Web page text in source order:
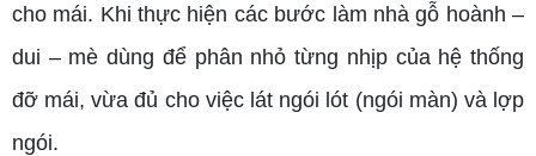
cho mái. Khi thực hiện các bước làm nhà gỗ hoành –
dui – mè dùng để phân nhỏ từng nhịp của hệ thống
đỡ mái, vừa đủ cho việc lát ngói lót (ngói màn) và lợp
ngói.